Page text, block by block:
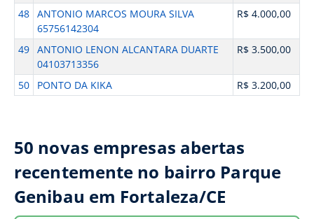
48 ANTONIO MARCOS MOURA SILVA
65756142304
R$ 4.000,00
49 ANTONIO LENON ALCANTARA DUARTE
04103713356
R$ 3.500,00
50 PONTO DA KIKA R$ 3.200,00
50 novas empresas abertas
recentemente no bairro Parque
Genibau em Fortaleza/CE